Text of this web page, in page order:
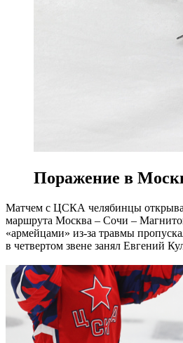
Поражение в
Матчем с ЦСКА челябинцы
маршрута Москва – Сочи –
«армейцами» из-за травмы
в четвертом звене занял Евгений